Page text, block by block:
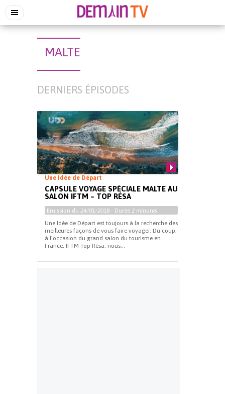
MALTE
DERNIERS ÉPISODES
Une Idée de Départ
CAPSULE VOYAGE SPÉCIALE MALTE AU
SALON IFTM – TOP RÉSA
Emission du 24/01/2018 - Durée 2 minutes
Une Idée de Départ est toujours à la recherche des
meilleures façons de vous faire voyager. Du coup,
à l’occasion du grand salon du tourisme en
France, IFTM-Top Résa, nous...